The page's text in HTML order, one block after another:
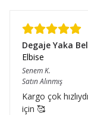
Degaje Yaka
Elbise
SenemK.
Satın Alınmış
Kargo çok
için 🥰